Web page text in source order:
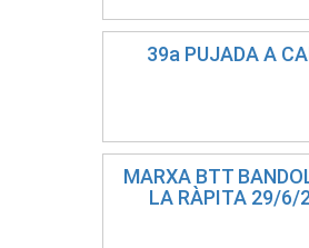
39a PUJADA A
MARXA BTT
LA RÀPITA 29/6/